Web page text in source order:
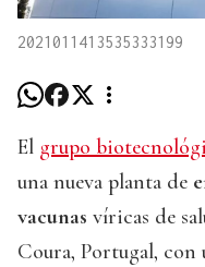
2021011413535333199
El grupo
una nueva planta de
vacunas víricas de
Coura, Portugal, con